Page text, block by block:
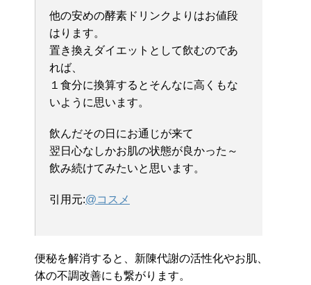
他の安めの酵素ドリンクよりはお値段
はります。
置き換えダイエットとして飲むのであ
れば、
１食分に換算するとそんなに高くもな
いように思います。
飲んだその日にお通じが来て
翌日心なしかお肌の状態が良かった～
飲み続けてみたいと思います。
引用元:@コスメ
便秘を解消すると、新陳代謝の活性化やお肌、
体の不調改善にも繋がります。